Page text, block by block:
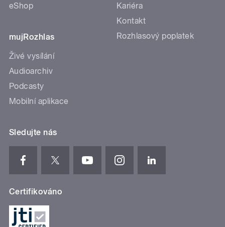
eShop
mujRozhlas
Živé vysílání
Audioarchiv
Podcasty
Mobilní aplikace
Kariéra
Kontakt
Rozhlasový poplatek
Sledujte nás
Certifikováno